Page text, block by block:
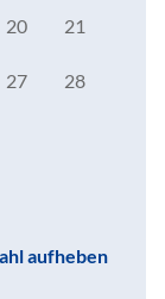
20 21
27 28
aufheben